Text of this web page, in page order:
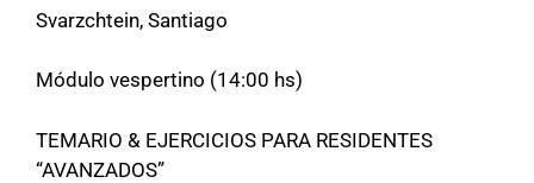
Svarzchtein, Santiago
Módulo vespertino (14:00 hs)
TEMARIO & EJERCICIOS PARA RESIDENTES
“AVANZADOS”